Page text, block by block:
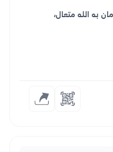
به الله متعال،